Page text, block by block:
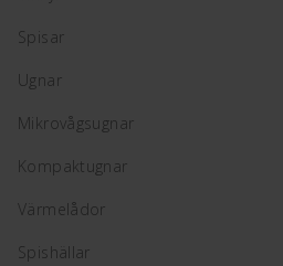
Spisar
Ugnar
Mikrovågsugnar
Kompaktugnar
Värmelådor
Spishällar